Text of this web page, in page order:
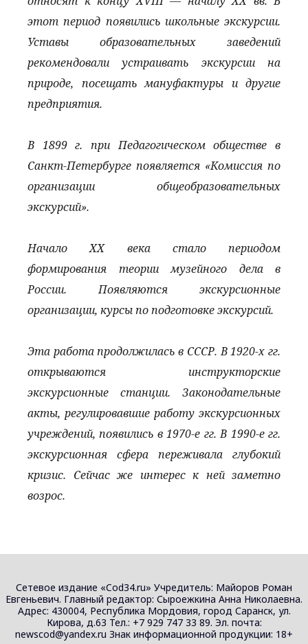
этот период появились школьные экскурсии.
Уставы образовательных заведений
рекомендовали устраивать экскурсии на
природе, посещать мануфактуры и другие
предприятия.
В 1899 г. при Педагогическом обществе в
Санкт-Петербурге появляется «Комиссия по
организации общеобразовательных
экскурсий».
Начало XX века стало периодом
формирования теории музейного дела в
России. Появляются экскурсионные
организации, курсы по подготовке экскурсий.
Эта работа продолжилась в СССР. В 1920-х гг.
открываются инструкторские
экскурсионные станции. Законодательные
акты, регулировавшие работу экскурсионных
учреждений, появились в 1970-е гг. В 1990-е гг.
экскурсионная сфера переживала глубокий
кризис. Сейчас же интерес к ней заметно
возрос.
Сетевое издание «Cod34.ru» Учредитель: Майоров Роман
Евгеньевич. Главный редактор: Сыроежкина Анна Николаевна.
Адрес: 430004, Республика Мордовия, город Саранск, ул.
Кирова, д.63 Тел.: +7 929 747 33 89. Эл. почта:
newscod@yandex.ru Знак информационной продукции: 18+